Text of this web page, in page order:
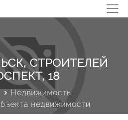
СТРОИТЕЛЕЙ
18
Недвижимость
недвижимости